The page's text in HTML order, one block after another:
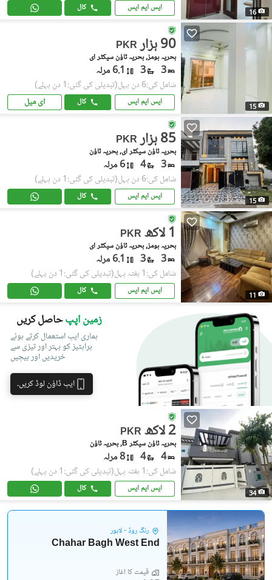
16 ایس ایم ایس کال
15
PKR 90 ہزار
بحریہ ہومز, بحریہ ٹاؤن سیکٹر ای
3
3 6.1 مرلہ
شامل کی:6 دن پہل (تبدیلی کی گئی:1 دن پہلے)
ایس ایم ایس کال ای میل
15
PKR 85 ہزار
بحریہ ٹاؤن سیکٹر ای, بحریہ ٹاؤن
3
4 6 مرلہ
شامل کی:6 دن پہل (تبدیلی کی گئی:1 دن پہلے)
ایس ایم ایس کال
11
PKR 1 لاکھ
بحریہ ہومز, بحریہ ٹاؤن سیکٹر ای
3
3 6.1 مرلہ
شامل کی:1 ہفتہ پہل (تبدیلی کی گئی:1 دن پہلے)
ایس ایم ایس کال
زمین اپپحاصل کریں
ہماری ایپ استعمال کرتے ہوئے
پراپٹیز کو بہتر اور تیزی سے
خریدیں اور بیچیں
ایپ ڈاؤن لوڈ کریں۔
34
PKR 2 لاکھ
بحریہ ٹاؤن سیکٹر B, بحریہ ٹاؤن
4
4 8 مرلہ
شامل کی:1 ہفتہ پہل (تبدیلی کی گئی:1 دن پہلے)
ایس ایم ایس کال
رِنگ روڈ - لاہور
Chahar Bagh West End
قیمت کا آغاز